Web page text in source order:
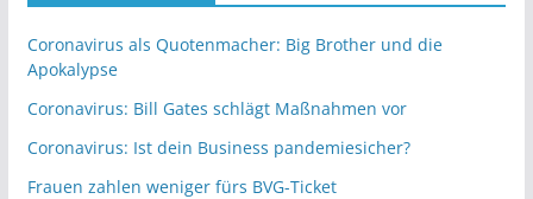
Coronavirus als Quotenmacher: Big Brother und die
Apokalypse
Coronavirus: Bill Gates schlägt Maßnahmen vor
Coronavirus: Ist dein Business pandemiesicher?
Frauen zahlen weniger fürs BVG-Ticket